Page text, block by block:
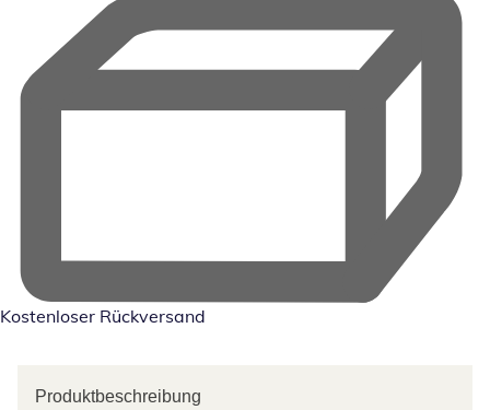
Kostenloser Rückversand
Produktbeschreibung